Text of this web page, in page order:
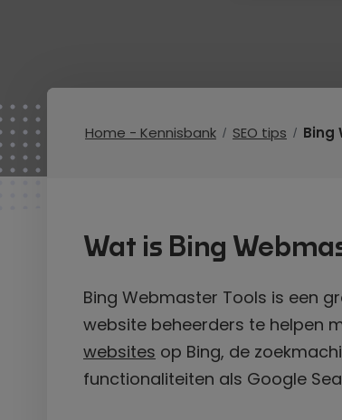
Home - Kennisbank SEO tips Bing
Wat is Bing
Bing Webmaster Tools is een
website beheerders te helpen
websites op Bing, de
functionaliteiten als Google